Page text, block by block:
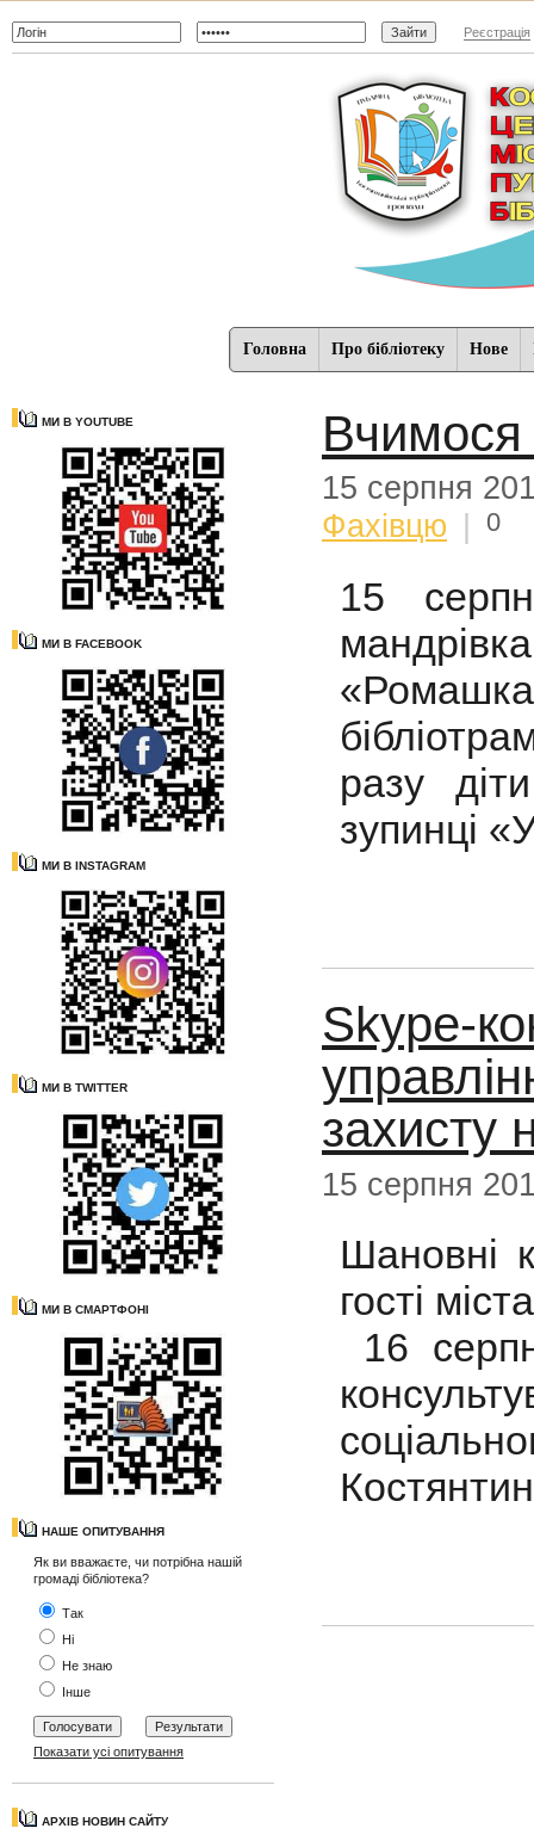
Реєстрація
Головна Про бібліотеку Нове
МИ В YOUTUBE
МИ В FACEBOOK
МИ В INSTAGRAM
МИ В TWITTER
МИ В СМАРТФОНІ
НАШЕ ОПИТУВАННЯ
Як ви вважаєте, чи потрібна нашій
громаді бібліотека?
Так
Ні
Не знаю
Інше
Показати усі опитування
АРХІВ НОВИН САЙТУ
15 серпня
Фахівцю
0
15
разу
зупинці
Skype-
захисту
15 серпня
Шановні
гості
16